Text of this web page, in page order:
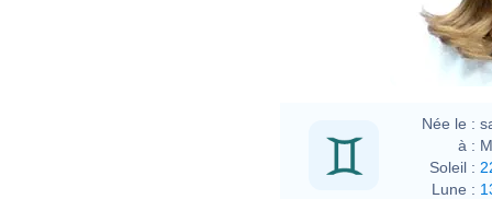
Née le :
à :
Soleil :
Lune :